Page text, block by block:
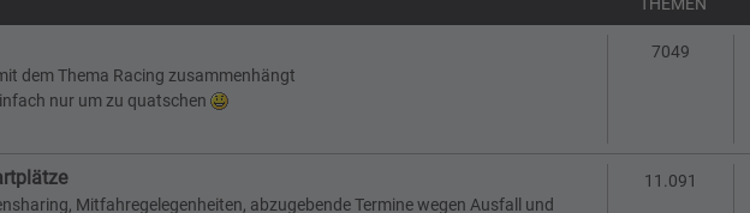
dem Thema Racing zusammenhängt
nur um zu quatschen
7049
Mitfahregelegenheiten, abzugebende Termine wegen Ausfall und
11.091